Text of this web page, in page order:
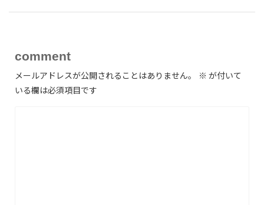
comment
メールアドレスが公開されることはありません。 ※ が付いて
いる欄は必須項目です